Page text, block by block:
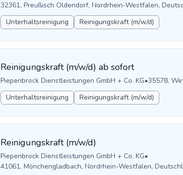
32361, Preußisch Oldendorf, Nordrhein-Westfalen,
Unterhaltsreinigung
Reinigungskraft (m/w/d)
Reinigungskraft (m/w/d) ab sofort
Piepenbrock Dienstleistungen GmbH + Co. KG•35578,
Unterhaltsreinigung
Reinigungskraft (m/w/d)
Reinigungskraft (m/w/d)
Piepenbrock Dienstleistungen GmbH + Co. KG•
41061, Mönchengladbach, Nordrhein-Westfalen,